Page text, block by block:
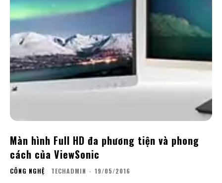
Màn hình Full HD đa phương tiện và phong
cách của ViewSonic
CÔNG NGHỆ TECHADMIN - 19/05/2016